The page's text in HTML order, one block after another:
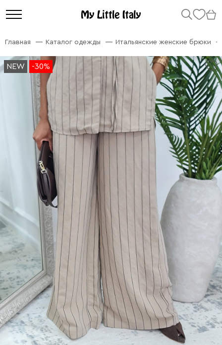
Главная Каталог одежды Итальянские женские брюки
NEW -30%
NEW -30%